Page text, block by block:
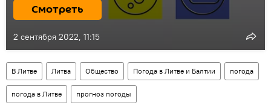
Смотреть
2 сентября 2022, 11:15
В Литве Литва Общество Погода в Литве и Балтии погода
погода в Литве прогноз погоды